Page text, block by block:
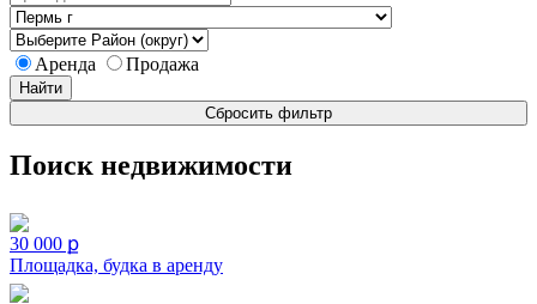
Аренда Продажа
Поиск недвижимости
30 000 ք
Площадка, будка в аренду